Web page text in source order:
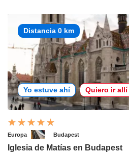
Distancia 0 km
Yo estuve ahí Quiero ir allí
Europa Budapest
Iglesia de Matías en Budapest